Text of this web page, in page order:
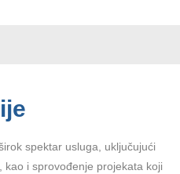
spektar usluga, uključujući
i sprovođenje projekata koji